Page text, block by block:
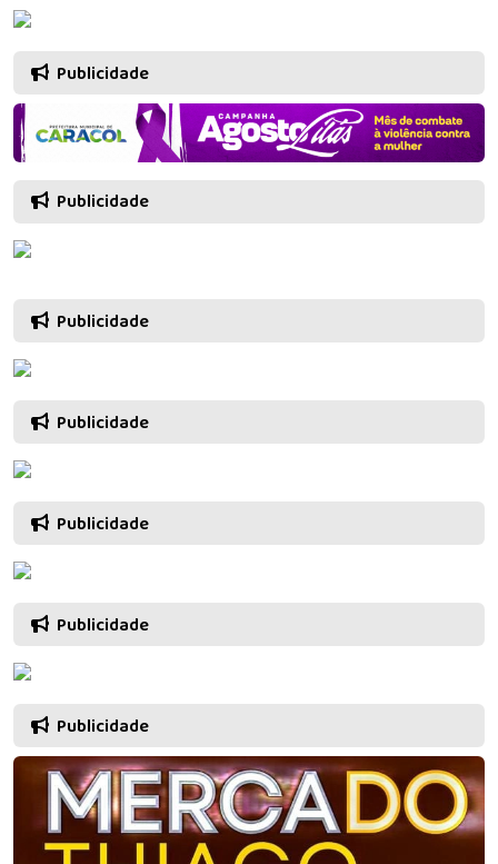
Publicidade
Publicidade
Publicidade
Publicidade
Publicidade
Publicidade
Publicidade